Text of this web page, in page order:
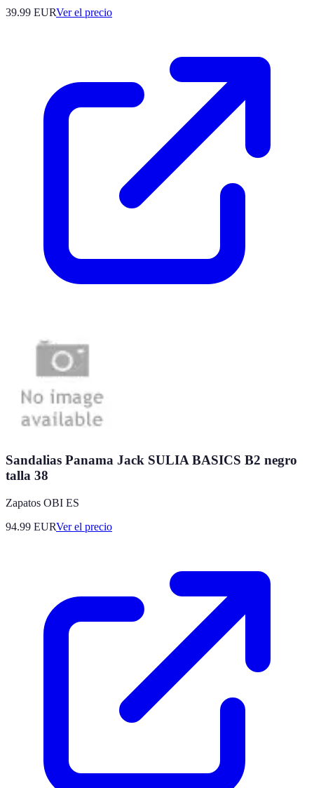
39.99 EURVer el precio
Sandalias Panama Jack SULIA BASICS B2 negro
talla 38
Zapatos OBI ES
94.99 EURVer el precio